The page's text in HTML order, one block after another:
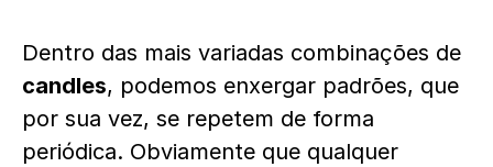
Dentro das mais variadas combinações de
candles, podemos enxergar padrões, que
por sua vez, se repetem de forma
periódica. Obviamente que qualquer